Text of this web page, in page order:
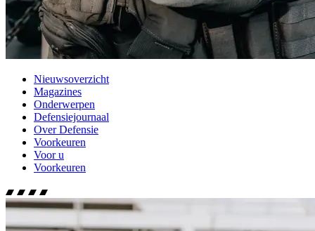
Nieuwsoverzicht
Magazines
Onderwerpen
Defensiejournaal
Over Defensie
Voorkeuren
Voor u
Voorkeuren